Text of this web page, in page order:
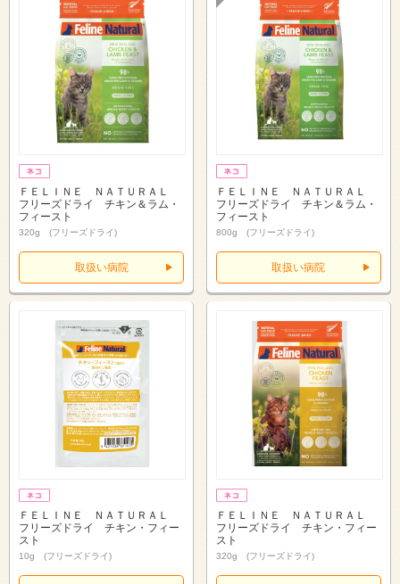
ＦＥＬＩＮＥ ＮＡＴＵＲＡＬ
フリーズドライ チキン＆ラム・
フィースト
320g (フリーズドライ)
取扱い病院
ＦＥＬＩＮＥ ＮＡＴＵＲＡＬ
フリーズドライ チキン＆ラム・
フィースト
800g (フリーズドライ)
取扱い病院
ＦＥＬＩＮＥ ＮＡＴＵＲＡＬ
フリーズドライ チキン・フィー
スト
10g (フリーズドライ)
ＦＥＬＩＮＥ ＮＡＴＵＲＡＬ
フリーズドライ チキン・フィー
スト
320g (フリーズドライ)